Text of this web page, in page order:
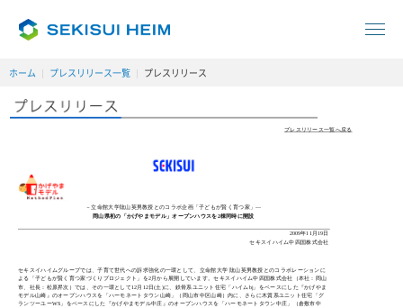
ホーム プレスリリース一覧 プレスリリース
プレスリリース一覧へ戻る
－立命館大学隂山英男教授とのコラボ企画「子どもが賢く育つ家」—
岡山県初の「かげやまモデル」オープンハウスを2棟同時に開設
2009年11月19日
セキスイハイム中四国株式会社
セキスイハイムグループでは、子育て世代への訴求強化の一環として、立命館大学 隂山英男教授とのコラボレーションに
よる「子どもが賢く育つ家づくりプロジェクト」を2月から展開しています。セキスイハイム中四国株式会社（本社：岡山
市、社長：松原昇次）では、その一環として12月12日(土)に、鉄骨系ユニット住宅「ハイムbj」をベースにした『かげやま
モデル山崎』のオープンハウスを「ハーモネートタウン山崎」（岡山市中区山崎）内に、さらに木質系ユニット住宅「グ
ランツーユーWS」をベースにした『かげやまモデル中庄』のオープンハウスを「ハーモネートタウン中庄」（倉敷市中